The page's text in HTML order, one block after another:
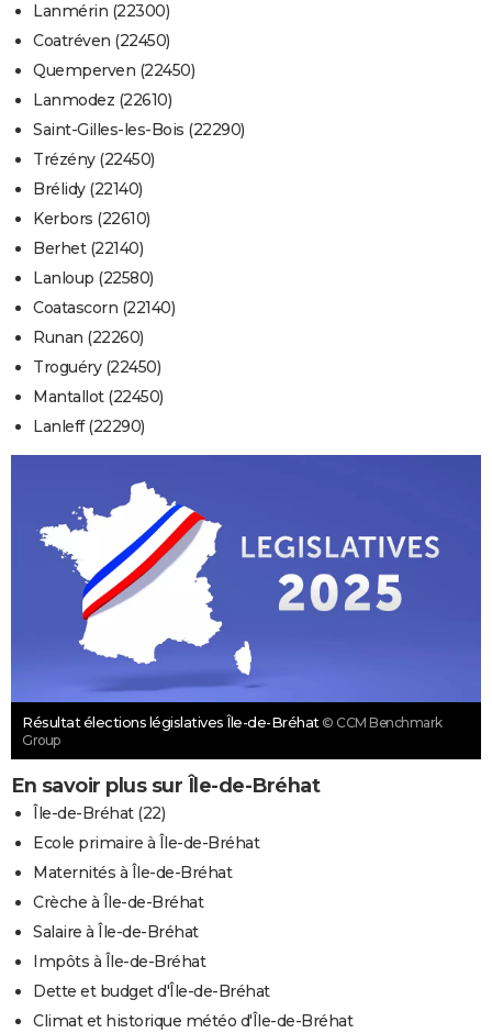
Lanmérin (22300)
Coatréven (22450)
Quemperven (22450)
Lanmodez (22610)
Saint-Gilles-les-Bois (22290)
Trézény (22450)
Brélidy (22140)
Kerbors (22610)
Berhet (22140)
Lanloup (22580)
Coatascorn (22140)
Runan (22260)
Troguéry (22450)
Mantallot (22450)
Lanleff (22290)
Résultat élections législatives Île-de-Bréhat © CCM Benchmark
Group
En savoir plus sur Île-de-Bréhat
Île-de-Bréhat (22)
Ecole primaire à Île-de-Bréhat
Maternités à Île-de-Bréhat
Crèche à Île-de-Bréhat
Salaire à Île-de-Bréhat
Impôts à Île-de-Bréhat
Dette et budget d'Île-de-Bréhat
Climat et historique météo d'Île-de-Bréhat